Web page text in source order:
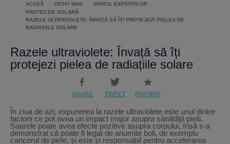
ACASĂ VICHY MAG
SFATUL EXPERŢILOR
PROTECŢIE SOLARĂ
RAZELE ULTRAVIOLETE: ÎNVAȚĂ SĂ ÎȚI PROTEJEZI PIELEA DE
RADIAȚIILE SOLARE
Razele ultraviolete: Învață să îți
protejezi pielea de radiațiile solare
SHARE TWEET FAVORIS
În ziua de azi, expunerea la razele ultraviolete este unul dintre
factorii ce pot avea un impact major asupra sănătății pielii.
Soarele poate avea efecte pozitive asupra corpului, însă s-a
demonstrat că poate fi legat de anumite boli, de exemplu
cancerul de piele, și este și responsabil pentru accelerarea